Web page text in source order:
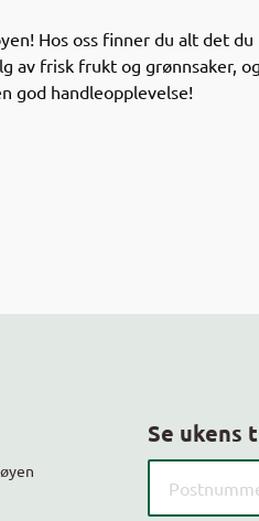
Hos oss finner du alt det
av frisk frukt og grønnsaker,
god handleopplevelse!
Se ukens